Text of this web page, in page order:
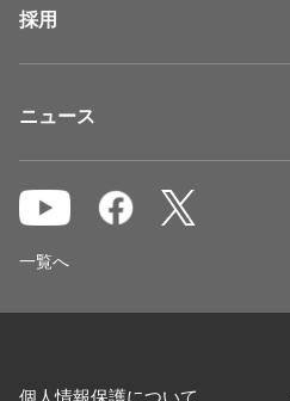
採用
ニュース
一覧へ
個人情報保護について